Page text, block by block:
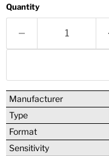
Quantity
Manufacturer
Type
Format
Sensitivity